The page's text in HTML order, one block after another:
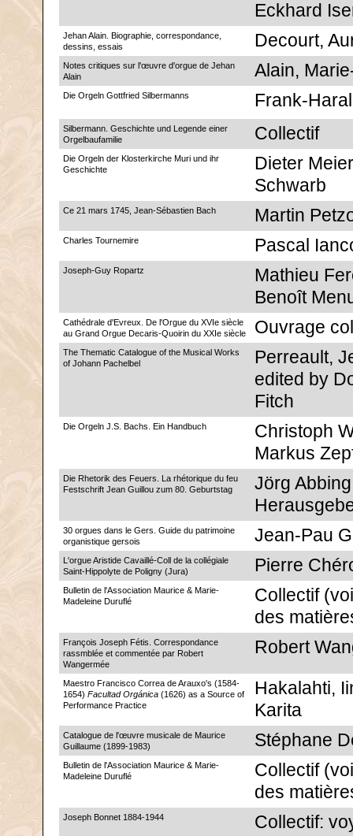
Eckhard
Jehan Alain. Biographie, correspondance,
dessins, essais
Decourt,
Notes critiques sur l'œuvre d'orgue de Jehan
Alain
Alain,
Die Orgeln Gottfried Silbermanns Frank-
Silbermann. Geschichte und Legende einer
Orgelbaufamilie
Collectif
Die Orgeln der Klosterkirche Muri und ihr
Geschichte
Dieter
Schwarb
Ce 21 mars 1745, Jean-Sébastien Bach Martin
Charles Tournemire Pascal
Joseph-Guy Ropartz
Mathieu
Benoît
Cathédrale d'Evreux. De l'Orgue du XVIe siècle
au Grand Orgue Decaris-Quoirin du XXIe siècle
Ouvrage
The Thematic Catalogue of the Musical Works
of Johann Pachelbel
Perreault,
edited by
Fitch
Die Orgeln J.S. Bachs. Ein Handbuch
Christoph
Markus
Die Rhetorik des Feuers. La rhétorique du feu
Festschrift Jean Guillou zum 80. Geburtstag
Jörg
30 orgues dans le Gers. Guide du patrimoine
organistique gersois
Jean-Pau
L'orgue Aristide Cavaillé-Coll de la collégiale
Saint-Hippolyte de Poligny (Jura)
Pierre
Bulletin de l'Association Maurice & Marie-
Madeleine Duruflé
Collectif
des
François Joseph Fétis. Correspondance
rassmblée et commentée par Robert
Wangermée
Robert
Maestro Francisco Correa de Arauxo's (1584-
1654) Facultad Orgánica (1626) as a Source of
Performance Practice
Hakalahti,
Karita
Catalogue de l'œuvre musicale de Maurice
Guillaume (1899-1983)
Stéphane
Bulletin de l'Association Maurice & Marie-
Madeleine Duruflé
Collectif
des
Joseph Bonnet 1884-1944
Collectif: